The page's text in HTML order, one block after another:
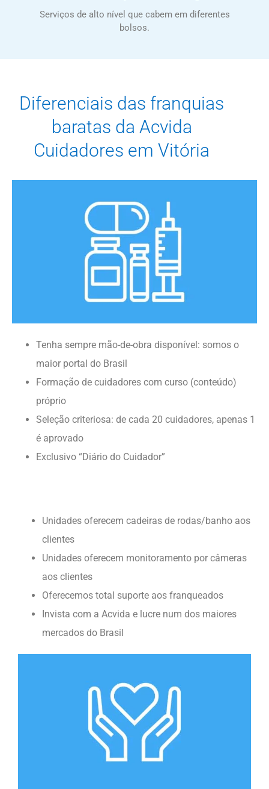
Serviços de alto nível que cabem em diferentes
bolsos.
Diferenciais das franquias
baratas da Acvida
Cuidadores em Vitória
Tenha sempre mão-de-obra disponível: somos o
maior portal do Brasil
Formação de cuidadores com curso (conteúdo)
próprio
Seleção criteriosa: de cada 20 cuidadores, apenas 1
é aprovado
Exclusivo “Diário do Cuidador”
Unidades oferecem cadeiras de rodas/banho aos
clientes
Unidades oferecem monitoramento por câmeras
aos clientes
Oferecemos total suporte aos franqueados
Invista com a Acvida e lucre num dos maiores
mercados do Brasil